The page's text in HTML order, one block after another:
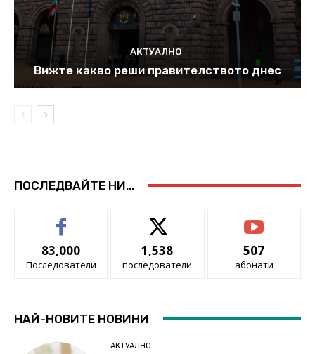
АКТУАЛНО
Вижте какво реши правителството днес
ПОСЛЕДВАЙТЕ НИ...
83,000
Последователи
1,538
последователи
507
абонати
НАЙ-НОВИТЕ НОВИНИ
АКТУАЛНО